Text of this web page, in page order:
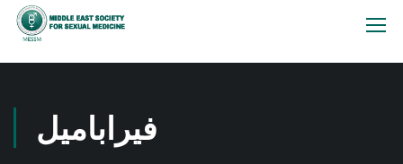
فيراباميل